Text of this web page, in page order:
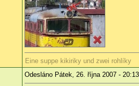
Eine suppe kikiriky und zwei rohlíky
Odesláno Pátek, 26. října 2007 - 20:13